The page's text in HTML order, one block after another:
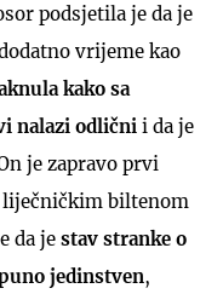
podsjetila je da je
vrijeme kao
kako sa
nalazi odlični i da je
je zapravo prvi
biltenom
da je stav stranke o
jedinstven,